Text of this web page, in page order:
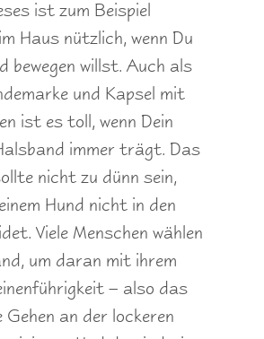
ist zum Beispiel
Haus nützlich, wenn Du
bewegen willst. Auch als
und Kapsel mit
ist es toll, wenn Dein
immer trägt. Das
nicht zu dünn sein,
Hund nicht in den
Viele Menschen wählen
um daran mit ihrem
– also das
an der lockeren